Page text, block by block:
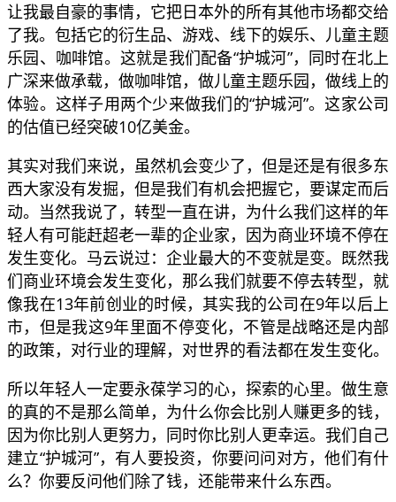
让我最自豪的事情，它把日本外的所有其他市场都交给
了我。包括它的衍生品、游戏、线下的娱乐、儿童主题
乐园、咖啡馆。这就是我们配备“护城河”，同时在北上
广深来做承载，做咖啡馆，做儿童主题乐园，做线上的
体验。这样子用两个少来做我们的“护城河”。这家公司
的估值已经突破10亿美金。
其实对我们来说，虽然机会变少了，但是还是有很多东
西大家没有发掘，但是我们有机会把握它，要谋定而后
动。当然我说了，转型一直在讲，为什么我们这样的年
轻人有可能赶超老一辈的企业家，因为商业环境不停在
发生变化。马云说过：企业最大的不变就是变。既然我
们商业环境会发生变化，那么我们就要不停去转型，就
像我在13年前创业的时候，其实我的公司在9年以后上
市，但是我这9年里面不停变化，不管是战略还是内部
的政策，对行业的理解，对世界的看法都在发生变化。
所以年轻人一定要永葆学习的心，探索的心里。做生意
的真的不是那么简单，为什么你会比别人赚更多的钱，
因为你比别人更努力，同时你比别人更幸运。我们自己
建立“护城河”，有人要投资，你要问问对方，他们有什
么？你要反问他们除了钱，还能带来什么东西。